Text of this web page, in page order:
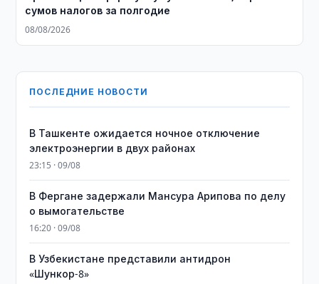
сумов налогов за полгодие
08/08/2026
ПОСЛЕДНИЕ НОВОСТИ
В Ташкенте ожидается ночное отключение
электроэнергии в двух районах
23:15 · 09/08
В Фергане задержали Мансура Арипова по делу
о вымогательстве
16:20 · 09/08
В Узбекистане представили антидрон
«Шункор-8»